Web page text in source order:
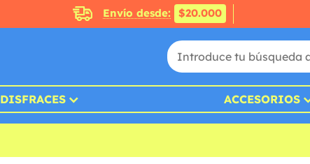
Envío desde: $20.000
DISFRACES ACCESORIOS